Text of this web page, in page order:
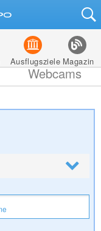
Ausflugsziele Magazin
Webcams